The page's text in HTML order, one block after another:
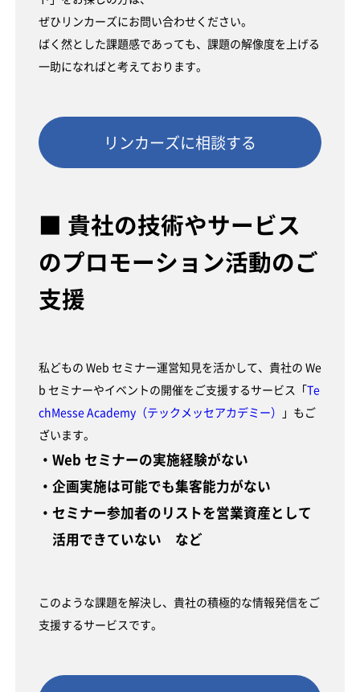
ぜひリンカーズにお問い合わせください。
ばく然とした課題感であっても、課題の解像度を上げる
一助になればと考えております。
リンカーズに相談する
■ 貴社の技術やサービス
のプロモーション活動のご
支援
私どもの Web セミナー運営知見を活かして、貴社の We
b セミナーやイベントの開催をご支援するサービス「 Te
chMesse Academy（テックメッセアカデミー）
」もご
ざいます。
・Web セミナーの実施経験がない
・企画実施は可能でも集客能力がない
・セミナー参加者のリストを営業資産として
活用できていない など
このような課題を解決し、貴社の積極的な情報発信をご
支援するサービスです。